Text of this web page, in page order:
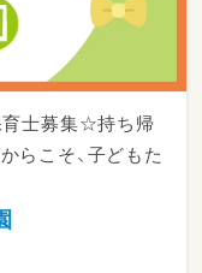
育士募集☆持ち帰
らこそ、子どもた